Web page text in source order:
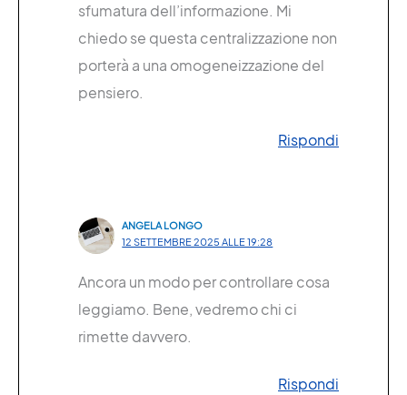
sfumatura dell’informazione. Mi
chiedo se questa centralizzazione non
porterà a una omogeneizzazione del
pensiero.
Rispondi
ANGELA LONGO
12 SETTEMBRE 2025 ALLE 19:28
Ancora un modo per controllare cosa
leggiamo. Bene, vedremo chi ci
rimette davvero.
Rispondi